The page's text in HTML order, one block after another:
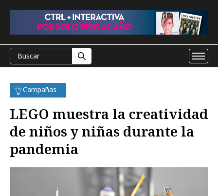
Campañas
LEGO muestra la creatividad
de niños y niñas durante la
pandemia